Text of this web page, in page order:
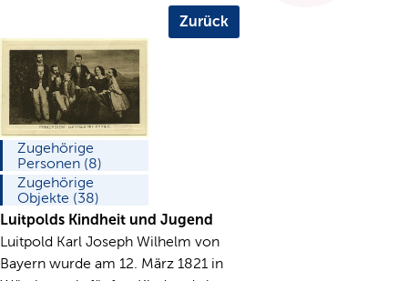
Zurück
Zugehörige
Personen (8)
Zugehörige
Objekte (38)
Luitpolds Kindheit und Jugend
Luitpold Karl Joseph Wilhelm von
Bayern wurde am 12. März 1821 in